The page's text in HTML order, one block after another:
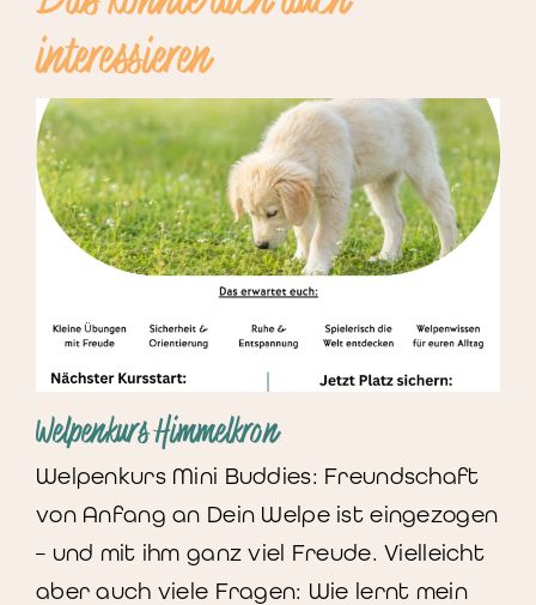
interessieren
Welpenkurs Himmelkron
Welpenkurs Mini Buddies: Freundschaft
von Anfang an Dein Welpe ist eingezogen
– und mit ihm ganz viel Freude. Vielleicht
aber auch viele Fragen: Wie lernt mein